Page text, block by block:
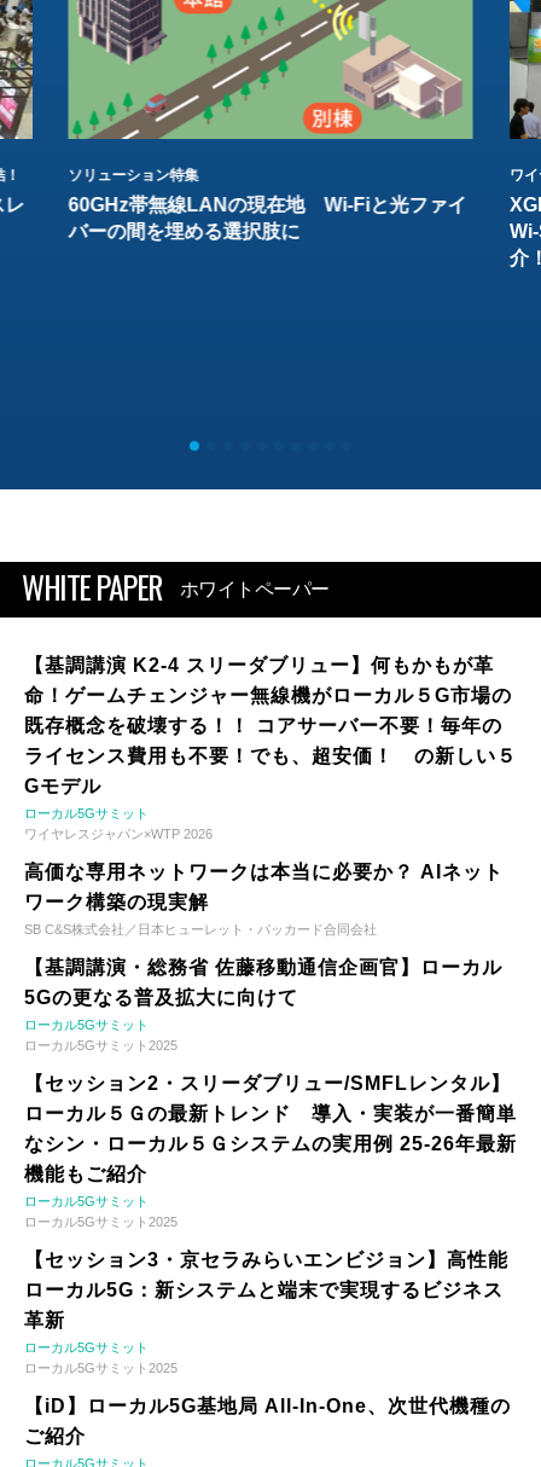
レ
ソリューション特集
60GHz帯無線LANの現在地 Wi-Fiと光ファイ
バーの間を埋める選択肢に
ワ
介
WHITE PAPER ホワイトペーパー
【基調講演 K2-4 スリーダブリュー】何もかもが革
命！ゲームチェンジャー無線機がローカル５G市場の
既存概念を破壊する！！ コアサーバー不要！毎年の
ライセンス費用も不要！でも、超安価！ の新しい５
Gモデル
ローカル5Gサミット
ワイヤレスジャパン×WTP 2026
高価な専用ネットワークは本当に必要か？ AIネット
ワーク構築の現実解
SB C&S株式会社／日本ヒューレット・パッカード合同会社
【基調講演・総務省 佐藤移動通信企画官】ローカル
5Gの更なる普及拡大に向けて
ローカル5Gサミット
ローカル5Gサミット2025
【セッション2・スリーダブリュー/SMFLレンタル】
ローカル５Ｇの最新トレンド 導入・実装が一番簡単
なシン・ローカル５Ｇシステムの実用例 25-26年最新
機能もご紹介
ローカル5Gサミット
ローカル5Gサミット2025
【セッション3・京セラみらいエンビジョン】高性能
ローカル5G：新システムと端末で実現するビジネス
革新
ローカル5Gサミット
ローカル5Gサミット2025
【iD】ローカル5G基地局 All-In-One、次世代機種の
ご紹介
ローカル5Gサミット